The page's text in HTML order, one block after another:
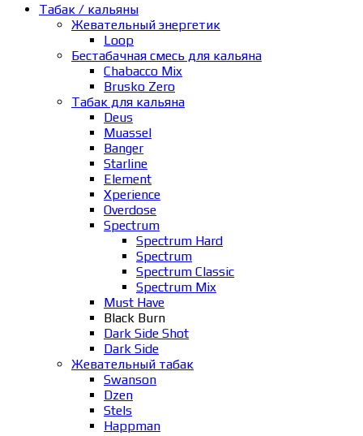
Табак / кальяны
Жевательный энергетик
Loop
Бестабачная смесь для кальяна
Chabacco Mix
Brusko Zero
Табак для кальяна
Deus
Muassel
Banger
Starline
Element
Xperience
Overdose
Spectrum
Spectrum Hard
Spectrum
Spectrum Classic
Spectrum Mix
Must Have
Black Burn
Dark Side Shot
Dark Side
Жевательный табак
Swanson
Dzen
Stels
Happman